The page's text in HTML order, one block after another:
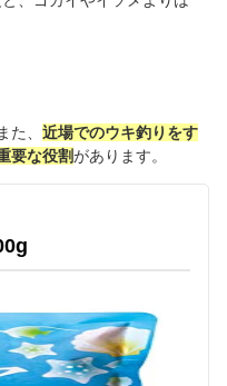
、 近場でのウキ釣りをす
要な役割があります。